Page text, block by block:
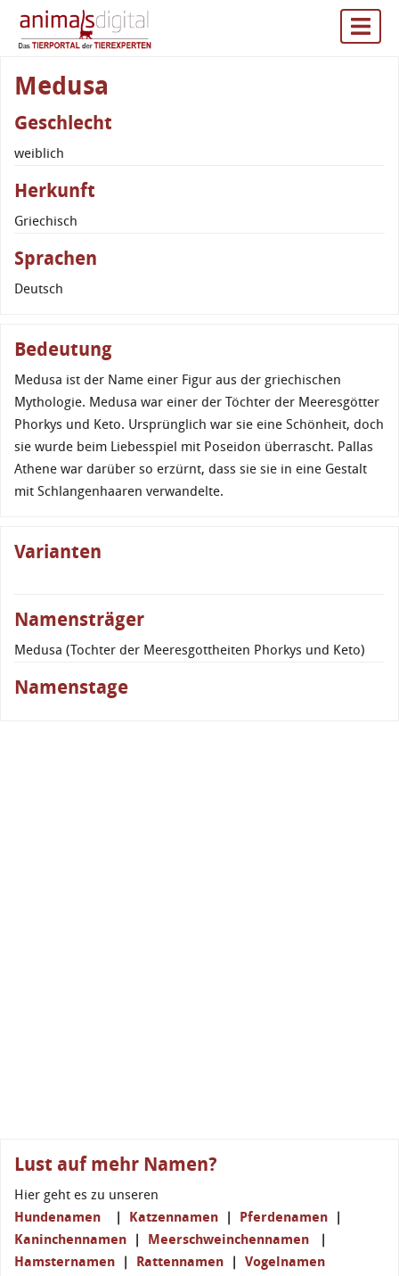
Medusa
Geschlecht
weiblich
Herkunft
Griechisch
Sprachen
Deutsch
Bedeutung
Medusa ist der Name einer Figur aus der griechischen
Mythologie. Medusa war einer der Töchter der Meeresgötter
Phorkys und Keto. Ursprünglich war sie eine Schönheit, doch
sie wurde beim Liebesspiel mit Poseidon überrascht. Pallas
Athene war darüber so erzürnt, dass sie sie in eine Gestalt
mit Schlangenhaaren verwandelte.
Varianten
Namensträger
Medusa (Tochter der Meeresgottheiten Phorkys und Keto)
Namenstage
Lust auf mehr Namen?
Hier geht es zu unseren
Hundenamen | Katzennamen | Pferdenamen |
Kaninchennamen | Meerschweinchennamen |
Hamsternamen | Rattennamen | Vogelnamen